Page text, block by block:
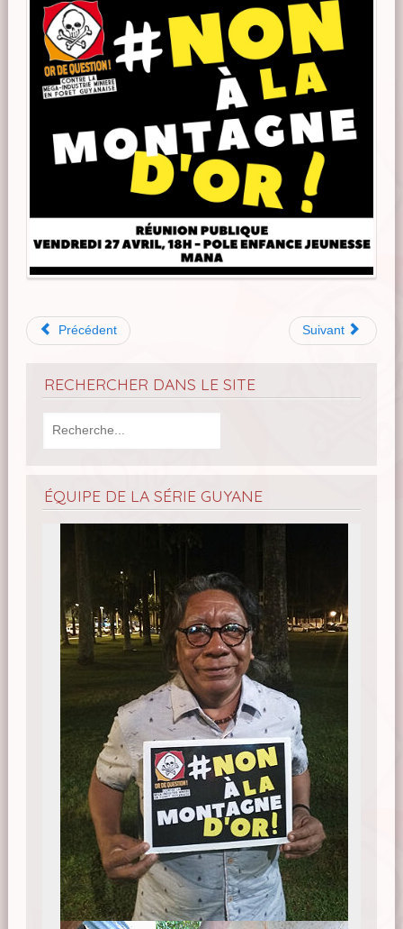
Précédent Suivant
RECHERCHER DANS LE SITE
ÉQUIPE DE LA SÉRIE GUYANE